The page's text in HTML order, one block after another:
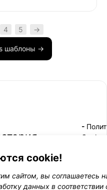
4 5 →
шаблоны →
-
-
Оплата
-
cookie!
сайтом, вы соглашаетесь
данных в соответствии